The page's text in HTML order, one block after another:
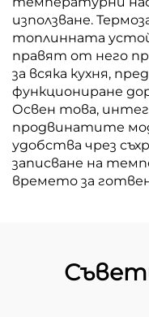
използване.
топлинната
правят от него
за всяка кухня,
функциониране
Освен това,
продвинатите
удобства чрез
записване на
времето за